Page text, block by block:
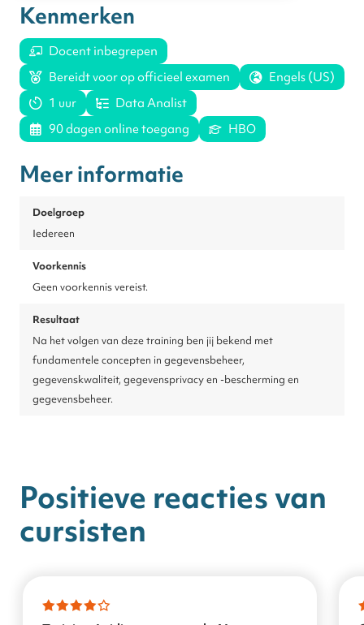
Kenmerken
Docent inbegrepen
Bereidt voor op officieel examen
Engels (US)
1 uur
Data Analist
90 dagen online toegang
HBO
Meer informatie
Doelgroep
Iedereen
Voorkennis
Geen voorkennis vereist.
Resultaat
Na het volgen van deze training ben jij bekend met
fundamentele concepten in gegevensbeheer,
gegevenskwaliteit, gegevensprivacy en -bescherming en
gegevensbeheer.
Positieve reacties van
cursisten